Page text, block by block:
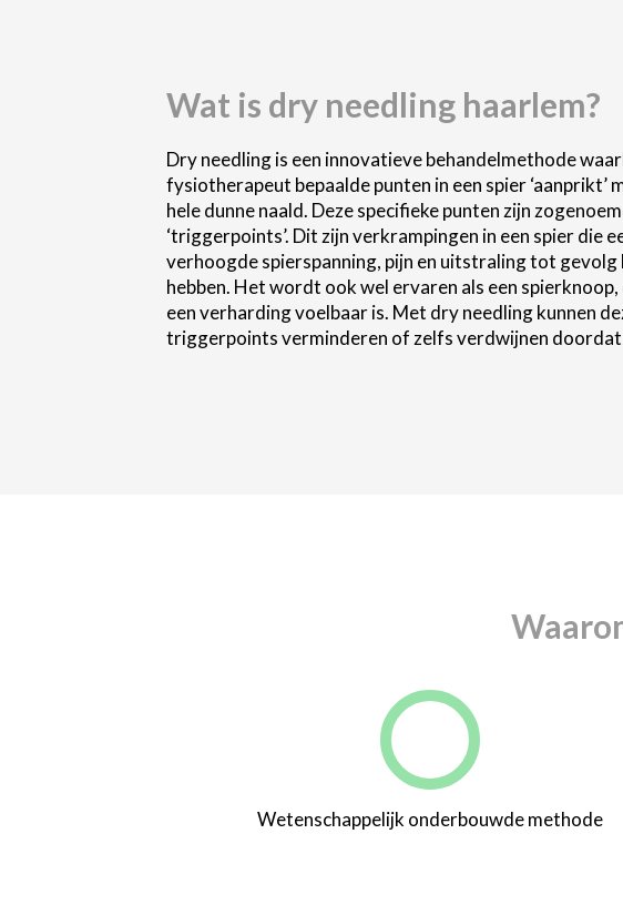
Wat is dry needling haarlem?
Dry needling is een innovatieve behandelmethode
fysiotherapeut bepaalde punten in een spier ‘aanprikt’
hele dunne naald. Deze specifieke punten zijn
‘triggerpoints’. Dit zijn verkrampingen in een spier die
verhoogde spierspanning, pijn en uitstraling tot gevolg
hebben. Het wordt ook wel ervaren als een
een verharding voelbaar is. Met dry needling kunnen
triggerpoints verminderen of zelfs verdwijnen
spierknoop tot ontspanning wordt
Dry needling Haarlem verschilt van acupunctuur omdat er
droge naald wordt gebruikt en er dus geen vloeistof in de
wordt gebracht. Daarnaast werkt acupunctuur
energiebanen in het lichaam, waar dry needling
Wetenschappelijk onderbouwde methode